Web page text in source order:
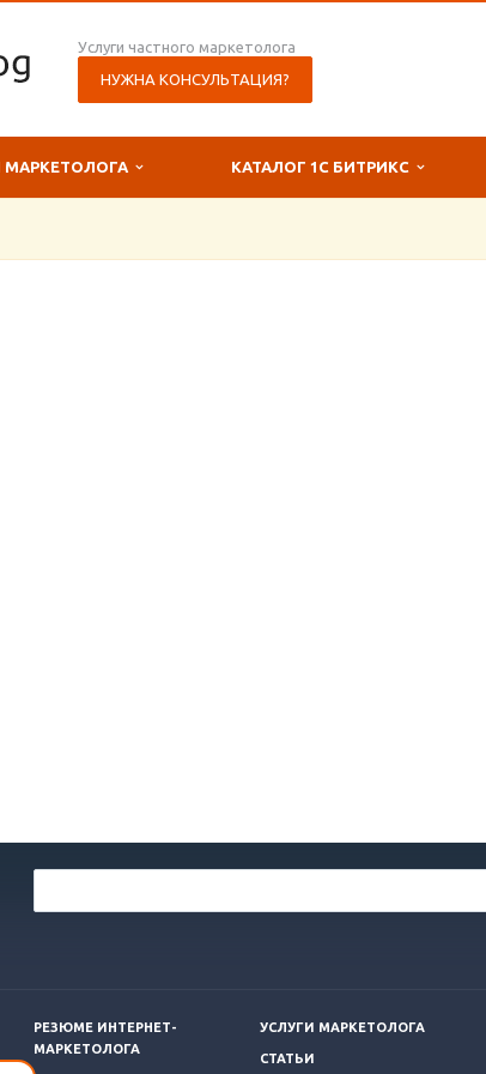
Услуги частного маркетолога
НУЖНА КОНСУЛЬТАЦИЯ?
МАРКЕТОЛОГА КАТАЛОГ 1С БИТРИКС
РЕЗЮМЕ ИНТЕРНЕТ-
МАРКЕТОЛОГА
УСЛУГИ МАРКЕТОЛОГА
СТАТЬИ